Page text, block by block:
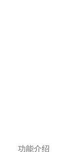
功能介绍